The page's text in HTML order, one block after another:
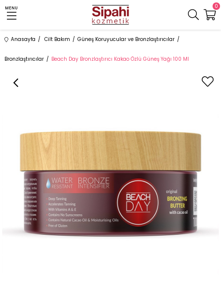
MENU 0
Anasayfa Cilt Bakım Güneş Koruyucular ve Bronzlaştırıcılar
Bronzlaştırıcılar Beach Day Bronzlaştırıcı Kakao Özlü Güneş Yağı 100 Ml